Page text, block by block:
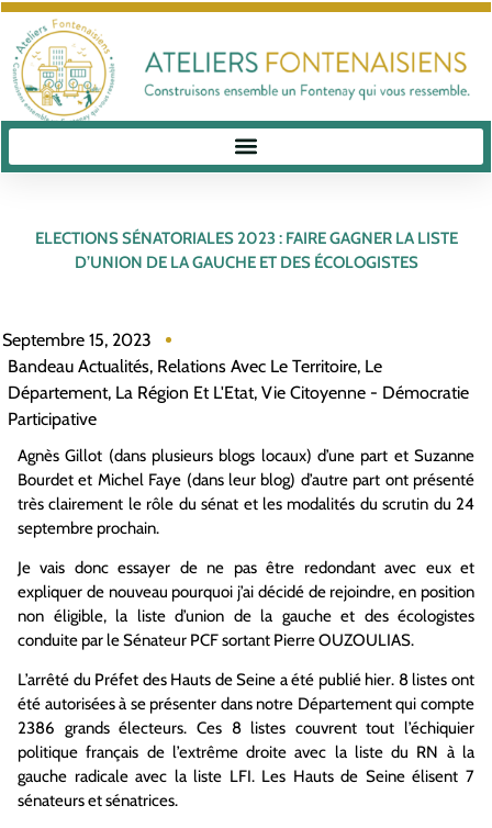
ELECTIONS SÉNATORIALES 2023 : FAIRE GAGNER LA LISTE
D’UNION DE LA GAUCHE ET DES ÉCOLOGISTES
Septembre 15, 2023
Bandeau Actualités, Relations Avec Le Territoire, Le
Département, La Région Et L'Etat, Vie Citoyenne - Démocratie
Participative
Agnès Gillot (dans plusieurs blogs locaux) d’une part et Suzanne
Bourdet et Michel Faye (dans leur blog) d’autre part ont présenté
très clairement le rôle du sénat et les modalités du scrutin du 24
septembre prochain.
Je vais donc essayer de ne pas être redondant avec eux et
expliquer de nouveau pourquoi j’ai décidé de rejoindre, en position
non éligible, la liste d’union de la gauche et des écologistes
conduite par le Sénateur PCF sortant Pierre OUZOULIAS.
L’arrêté du Préfet des Hauts de Seine a été publié hier. 8 listes ont
été autorisées à se présenter dans notre Département qui compte
2386 grands électeurs. Ces 8 listes couvrent tout l’échiquier
politique français de l’extrême droite avec la liste du RN à la
gauche radicale avec la liste LFI. Les Hauts de Seine élisent 7
sénateurs et sénatrices.